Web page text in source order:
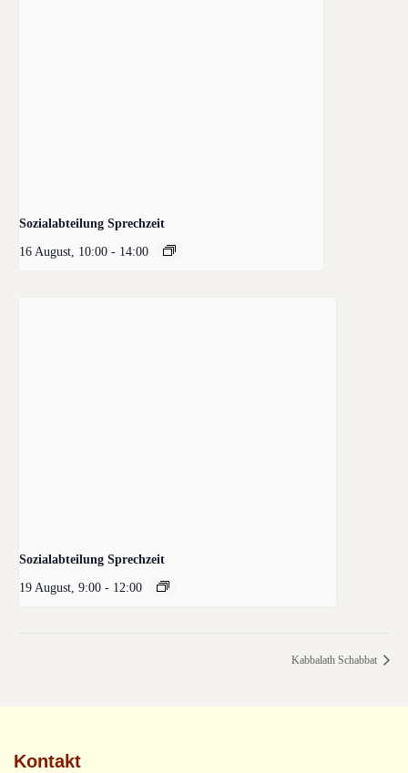
Sozialabteilung Sprechzeit
16 August, 10:00 - 14:00
Sozialabteilung Sprechzeit
19 August, 9:00 - 12:00
Kabbalath Schabbat
Kontakt